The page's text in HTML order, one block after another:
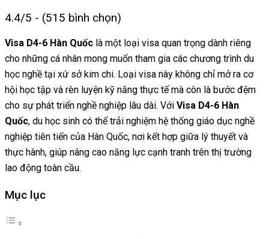
4.4/5 - (515 bình chọn)
Visa D4-6 Hàn Quốc là một loại visa quan trọng dành riêng
cho những cá nhân mong muốn tham gia các chương trình du
học nghề tại xứ sở kim chi. Loại visa này không chỉ mở ra cơ
hội học tập và rèn luyện kỹ năng thực tế mà còn là bước đệm
cho sự phát triển nghề nghiệp lâu dài. Với Visa D4-6 Hàn
Quốc, du học sinh có thể trải nghiệm hệ thống giáo dục nghề
nghiệp tiên tiến của Hàn Quốc, nơi kết hợp giữa lý thuyết và
thực hành, giúp nâng cao năng lực cạnh tranh trên thị trường
lao động toàn cầu.
Mục lục